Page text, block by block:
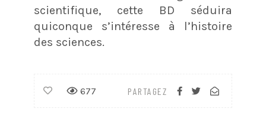
scientifique, cette BD séduira
quiconque s’intéresse à l’histoire
des sciences.
PARTAGEZ
677